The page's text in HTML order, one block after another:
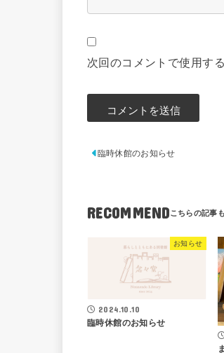
次回のコメントで使用す
臨時休館のお知らせ
RECOMMEND
お知らせ
2024.10.10
臨時休館のお知らせ